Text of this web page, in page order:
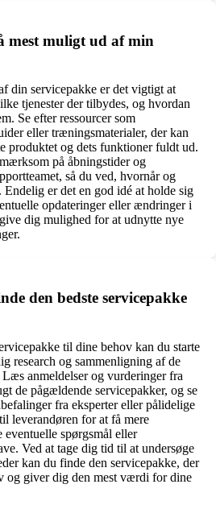
mest muligt ud af min
din servicepakke er det vigtigt at
tjenester der tilbydes, og hvordan
Se efter ressourcer som
eller træningsmaterialer, der kan
produktet og dets funktioner fuldt ud.
på åbningstider og
så du ved, hvornår og
er det en god idé at holde sig
opdateringer eller ændringer i
dig mulighed for at udnytte nye
den bedste servicepakke
til dine behov kan du starte
research og sammenligning af de
anmeldelser og vurderinger fra
de pågældende servicepakker, og se
fra eksperter eller pålidelige
leverandøren for at få mere
spørgsmål eller
Ved at tage dig tid til at undersøge
kan du finde den servicepakke, der
og giver dig den mest værdi for dine